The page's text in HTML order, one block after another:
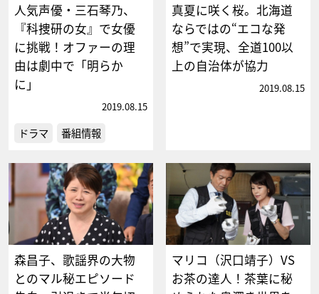
人気声優・三石琴乃、
『科捜研の女』で女優
に挑戦！オファーの理
由は劇中で「明らか
に」
2019.08.15
ドラマ 番組情報
真夏に咲く桜。北海道
ならではの“エコな発
想”で実現、全道100以
上の自治体が協力
2019.08.15
森昌子、歌謡界の大物
とのマル秘エピソード
マリコ（沢口靖子）VS
お茶の達人！茶葉に秘